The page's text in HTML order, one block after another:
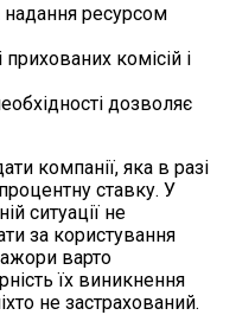
ресурсом
прихованих комісій і
дозволяє
компанії, яка в разі
ставку. У
ситуації не
за користування
варто
їх виникнення
не застрахований.